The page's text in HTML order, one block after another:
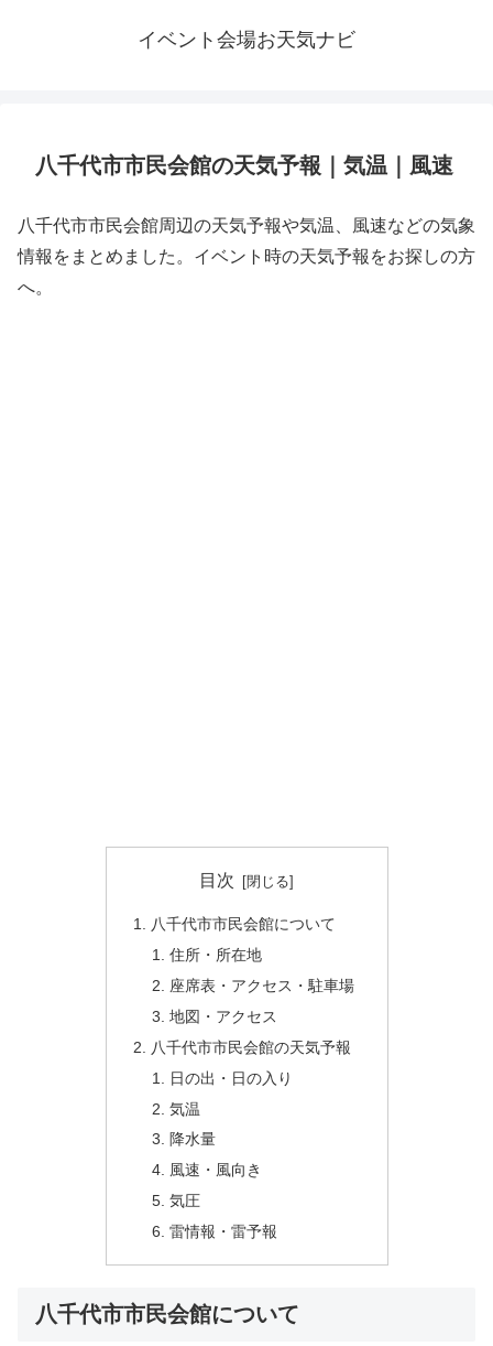
イベント会場お天気ナビ
八千代市市民会館の天気予報｜気温｜風速
八千代市市民会館周辺の天気予報や気温、風速などの気象
情報をまとめました。イベント時の天気予報をお探しの方
へ。
目次
八千代市市民会館について
住所・所在地
座席表・アクセス・駐車場
地図・アクセス
八千代市市民会館の天気予報
日の出・日の入り
気温
降水量
風速・風向き
気圧
雷情報・雷予報
八千代市市民会館について